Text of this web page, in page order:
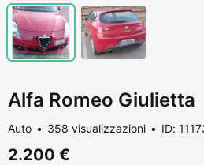
Alfa Romeo Giulietta
Auto 358 visualizzazioni ID:
2.200 €